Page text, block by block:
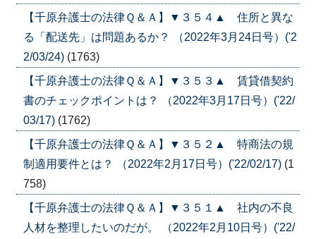
【千原弁護士の法律Ｑ＆Ａ】▼３５４▲ 住所と異な
る「配送先」は問題あるか？ （2022年3月24日号）('2
2/03/24) (1763)
【千原弁護士の法律Ｑ＆Ａ】▼３５３▲ 賃貸借契約
書のチェックポイントは？ （2022年3月17日号）('22/
03/17) (1762)
【千原弁護士の法律Ｑ＆Ａ】▼３５２▲ 特商法の規
制適用要件とは？ （2022年2月17日号）('22/02/17) (1
758)
【千原弁護士の法律Ｑ＆Ａ】▼３５１▲ 社内の不良
人材を整理したいのだが。 （2022年2月10日号）('22/